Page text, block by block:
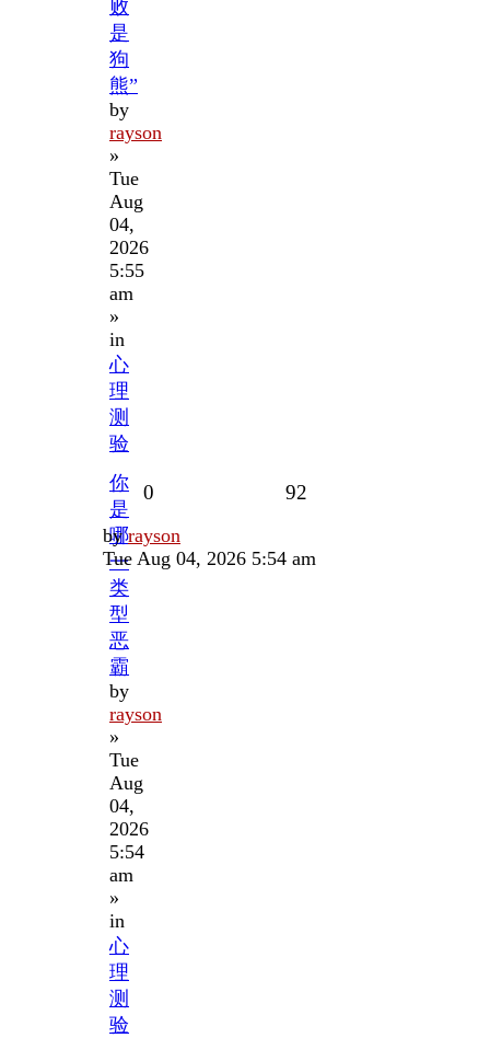
败
是
狗
熊”
by
rayson
»
Tue
Aug
04,
2026
5:55
am
»
in
心
理
测
验
你
是
哪
一
类
型
恶
霸
by
rayson
»
Tue
Aug
04,
2026
5:54
am
»
in
心
理
测
验
0 92
Last
post
byrayson
Tue Aug 04, 2026 5:54 am